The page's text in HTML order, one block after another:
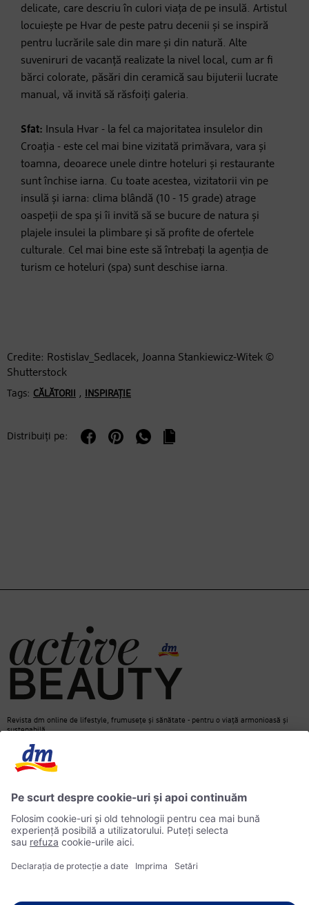
delicate, care descriu în culori viața de pe insulă. Artistul
locuiește pe Hvar de peste patru decenii și se inspiră
pentru lucrările sale din mare și din natură. Alte
suveniruri de vacanță realizate la nivel local, cum ar fi
bărci colorate, păsări din ceramică sau bijuterii lucrate
manual, vă invită să răsfoiți galeria.
Sfat:
Insula Hvar - la fel ca majoritatea insulelor din
Croația - este cel mai bine vizitată primăvara, vara și
toamna, deoarece unele dintre hoteluri și restaurante
sunt închise iarna. Cu toate acestea, vizitatorii vin pe
insulă și iarna: clima blândă (10 - 15 grade) atrage
oaspeții de spa și îi invită să se bucure de natura și
plajele insulei la plimbare și să profite de ofertele
culturale. Cel mai bine este să întrebați la agenția de
turism ce hoteluri (spa) sunt deschise iarna.
Credite: Rostislav_Sedlacek, Joanna Stankiewicz-Witek ©
Shutterstock
Tags: CĂLĂTORII , INSPIRAȚIE
Distribuiți pe:
Revista dm online de lifestyle, frumusețe și sănătate - pentru o viață armonioasă și
sustenabilă.